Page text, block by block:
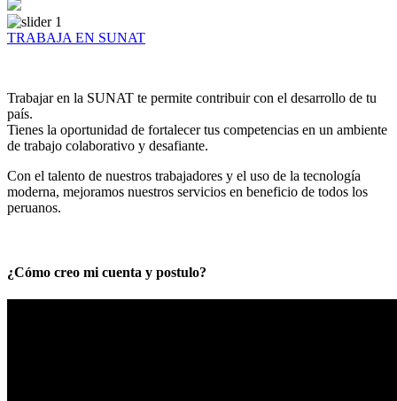
TRABAJA EN SUNAT
Trabajar en la SUNAT te permite contribuir con el desarrollo de tu
país.
Tienes la oportunidad de fortalecer tus competencias en un ambiente
de trabajo colaborativo y desafiante.
Con el talento de nuestros trabajadores y el uso de la tecnología
moderna, mejoramos nuestros servicios en beneficio de todos los
peruanos.
¿Cómo creo mi cuenta y postulo?